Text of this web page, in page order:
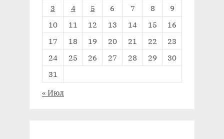
3
4 5 6 7 8
9
10
11 12 13 14 15
16
17
18 19 20 21 22
23
24
25 26 27 28 29
30
31
« Июл